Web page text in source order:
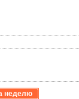
неделю